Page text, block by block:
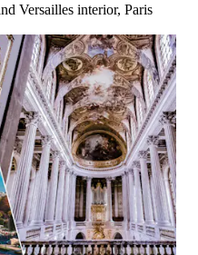
Versailles interior, Paris